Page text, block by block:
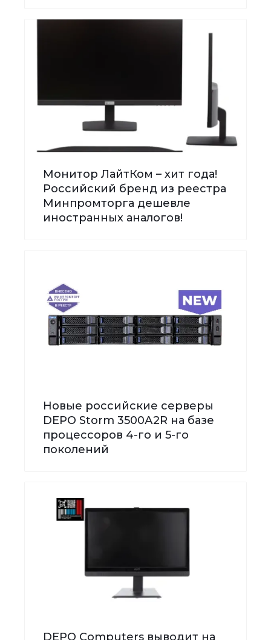
Монитор ЛайтКом – хит года!
Российский бренд из реестра
Минпромторга дешевле
иностранных аналогов!
Новые российские серверы
DEPO Storm 3500А2R на базе
процессоров 4-го и 5-го
поколений
DEPO Computers выводит на